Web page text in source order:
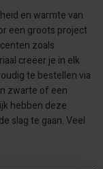
en warmte van
een groots project
zoals
creëer je in elk
te bestellen via
zwarte of een
hebben deze
slag te gaan. Veel